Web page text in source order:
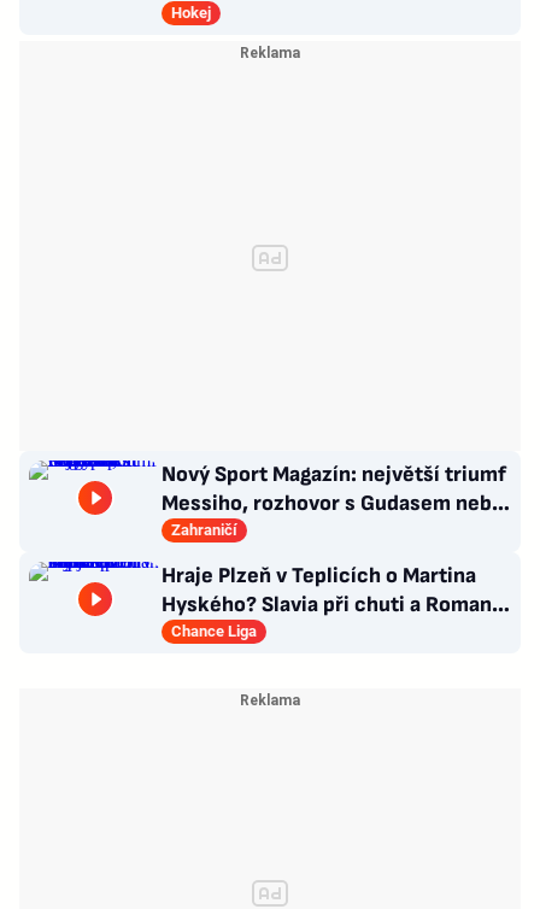
Oppenheimerovi září v Odysseji
Hokej
Nový Sport Magazín: největší triumf
Messiho, rozhovor s Gudasem nebo
plakát Pogačara
Zahraničí
Hraje Plzeň v Teplicích o Martina
Hyského? Slavia při chuti a Roman
Macek proti svým…
Chance Liga